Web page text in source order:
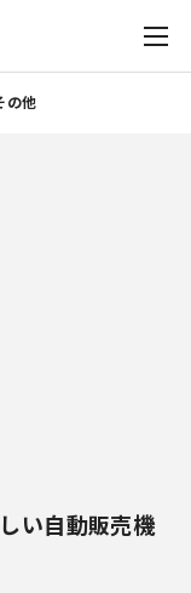
の他
い自動販売機